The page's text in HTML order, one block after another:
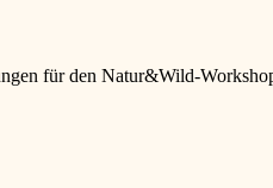
für den Natur&Wild-